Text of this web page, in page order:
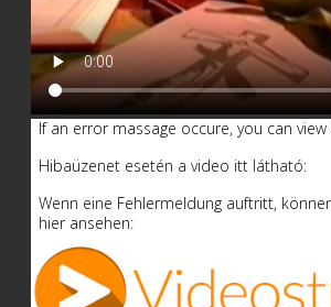
If an error massage occure, you can
Hibaüzenet esetén a video itt látható:
Wenn eine Fehlermeldung auftritt,
hier ansehen: